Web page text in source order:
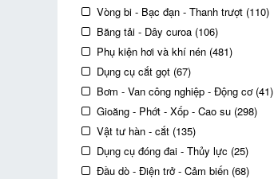
Vòng bi - Bạc đạn - Thanh trượt (110)
Băng tải - Dây curoa (106)
Phụ kiện hơi và khí nén (481)
Dụng cụ cắt gọt (67)
Bơm - Van công nghiệp - Động cơ (41)
Gioăng - Phớt - Xốp - Cao su (298)
Vật tư hàn - cắt (135)
Dụng cụ đóng đai - Thủy lực (25)
Đầu dò - Điện trở - Cảm biến (68)